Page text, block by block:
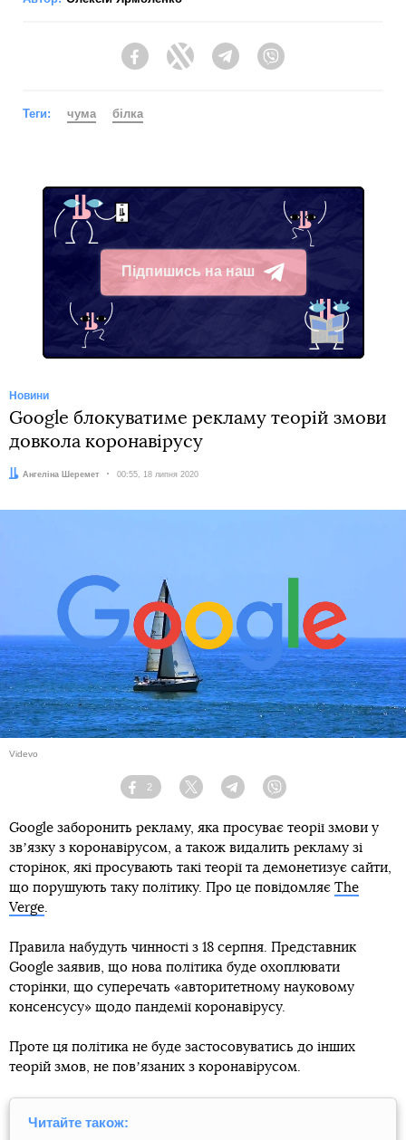
FacebookTwitter Telegram
Теги: чума білка
Підпишись на наш
Telegram
Новини
Google блокуватиме рекламу теорій змови
довкола коронавірусу
Автор:
Ангеліна Шеремет Дата:
00:55, 18 липня 2020
Videvo
Facebook
2
Twitter TelegramViber
Google заборонить рекламу, яка просуває теорії змови у
звʼязку з коронавірусом, а також видалить рекламу зі
сторінок, які просувають такі теорії та демонетизує сайти,
що порушують таку політику. Про це повідомляє The
Verge.
Правила набудуть чинності з 18 серпня. Представник
Google заявив, що нова політика буде охоплювати
сторінки, що суперечать «авторитетному науковому
консенсусу» щодо пандемії коронавірусу.
Проте ця політика не буде застосовуватись до інших
теорій змов, не повʼязаних з коронавірусом.
Читайте також: